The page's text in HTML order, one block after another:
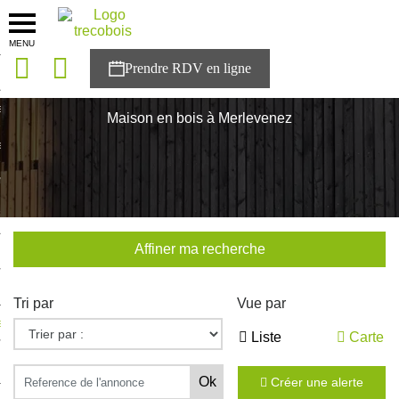
MENU
solutions
Trecobois
à NESTOR
Maison en bois à Merlevenez
Affiner ma recherche
Tri par Vue par
Liste Carte
Créer une alerte